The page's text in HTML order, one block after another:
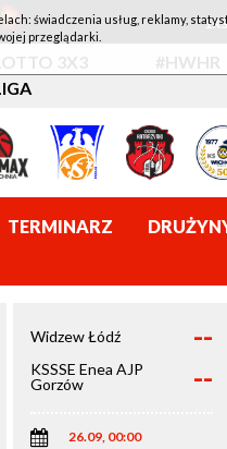
3X3
#HWHR
TERMINARZ
Widzew Łódź --
KSSSE Enea AJP
Gorzów
--
26.09, 00:00
świadczenia usług, reklamy,
przeglądarki.